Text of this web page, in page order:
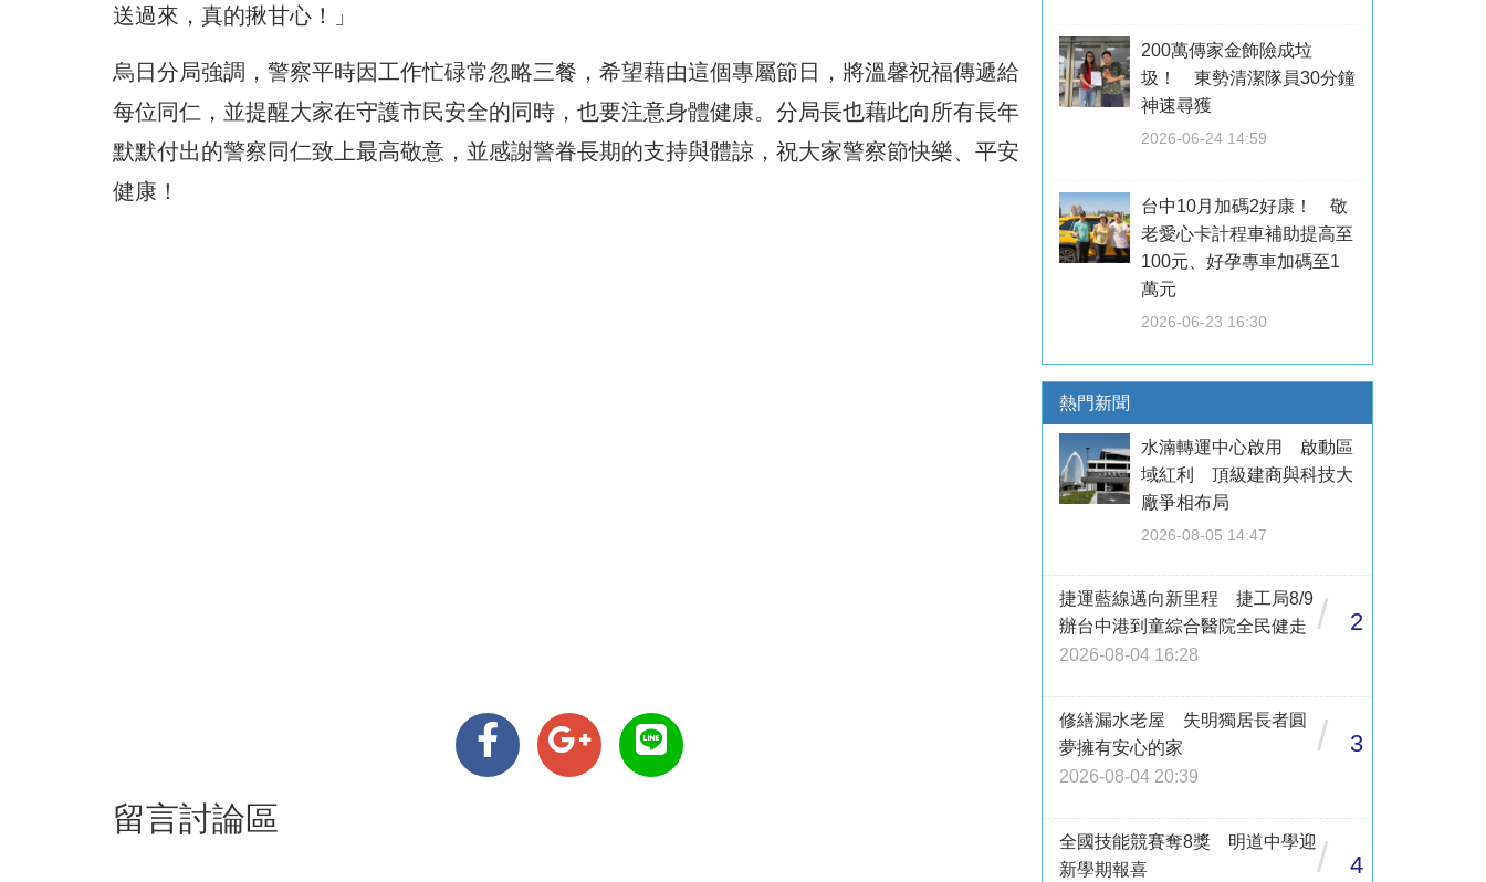
送過來， 真的揪甘心！」
烏日分局強調，警察平時因工作忙碌常忽略三餐， 希望藉由這個專屬節日，將溫馨祝福傳遞給
每位同仁， 並提醒大家在守護市民安全的同時，也要注意身體健康。 分局長也藉此向所有長年
默默付出的警察同仁致上最高敬意， 並感謝警眷長期的支持與體諒，祝大家警察節快樂、平安
健康！
留言討論區
200萬傳家金飾險成垃
圾！ 東勢清潔隊員30分鐘
神速尋獲
2026-06-24 14:59
台中10月加碼2好康！ 敬
老愛心卡計程車補助提高至
100元、好孕專車加碼至1
萬元
2026-06-23 16:30
熱門新聞
水湳轉運中心啟用 啟動區
域紅利 頂級建商與科技大
廠爭相布局
2026-08-05 14:47
捷運藍線邁向新里程 捷工局8/9
辦台中港到童綜合醫院全民健走
2026-08-04 16:28
/ 2
修繕漏水老屋 失明獨居長者圓
夢擁有安心的家
2026-08-04 20:39
/ 3
全國技能競賽奪8獎 明道中學迎
新學期報喜
/ 4